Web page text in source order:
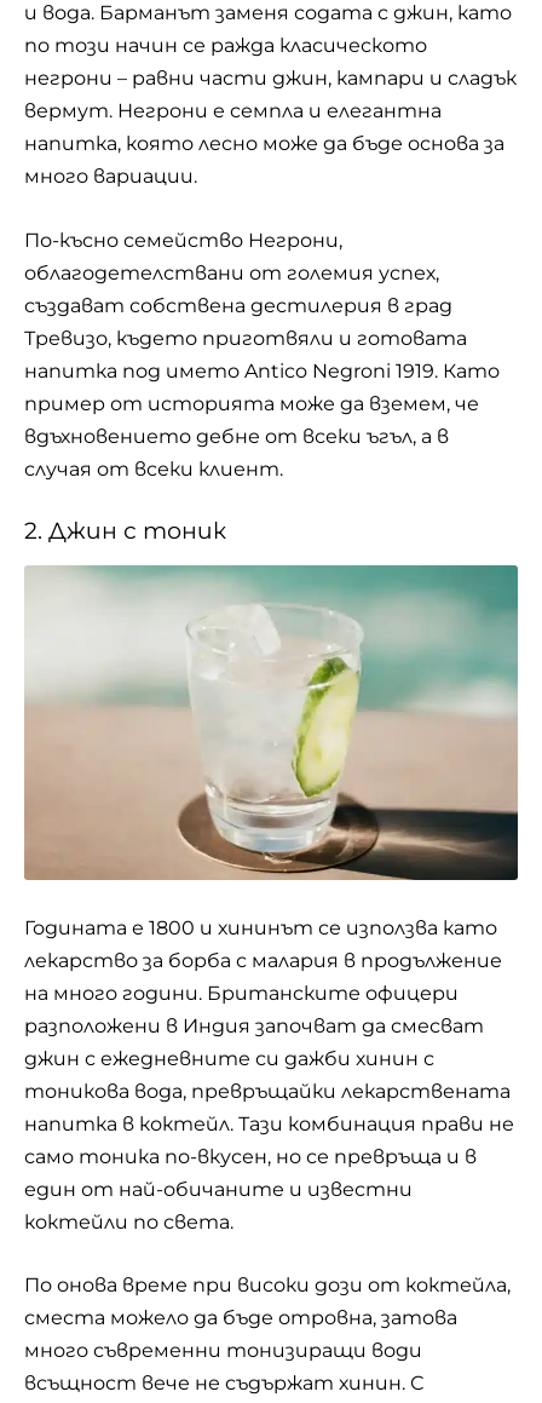
и вода. Барманът заменя содата с джин, като
по този начин се ражда класическото
негрони – равни части джин, кампари и сладък
вермут. Негрони е семпла и елегантна
напитка, която лесно може да бъде основа за
много вариации.
По-късно семейство Негрони,
облагодетелствани от големия успех,
създават собствена дестилерия в град
Тревизо, където приготвяли и готовата
напитка под името Antico Negroni 1919. Като
пример от историята може да вземем, че
вдъхновението дебне от всеки ъгъл, а в
случая от всеки клиент.
2. Джин с тоник
Годината е 1800 и хининът се използва като
лекарство за борба с малария в продължение
на много години. Британските офицери
разположени в Индия започват да смесват
джин с ежедневните си дажби хинин с
тоникова вода, превръщайки лекарствената
напитка в коктейл. Тази комбинация прави не
само тоника по-вкусен, но се превръща и в
един от най-обичаните и известни
коктейли по света.
По онова време при високи дози от коктейла,
сместа можело да бъде отровна, затова
много съвременни тонизиращи води
всъщност вече не съдържат хинин. С